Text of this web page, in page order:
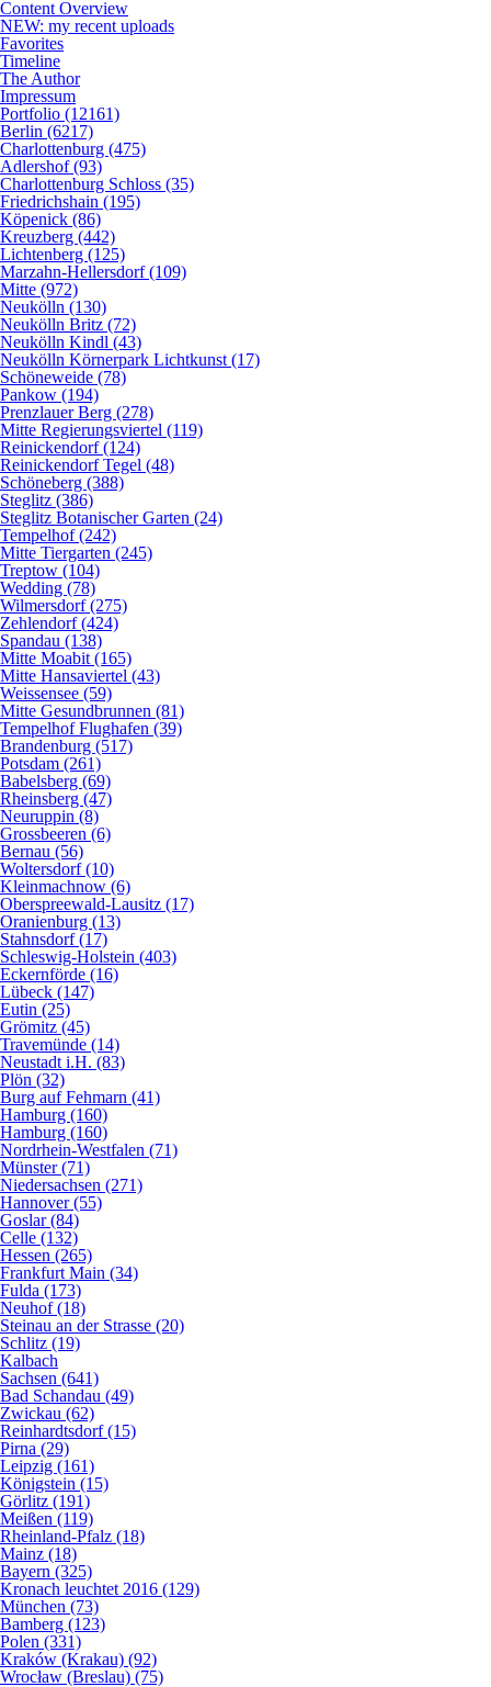
Content Overview
NEW: my recent uploads
Favorites
Timeline
The Author
Impressum
Portfolio (12161)
Berlin (6217)
Charlottenburg (475)
Adlershof (93)
Charlottenburg Schloss (35)
Friedrichshain (195)
Köpenick (86)
Kreuzberg (442)
Lichtenberg (125)
Marzahn-Hellersdorf (109)
Mitte (972)
Neukölln (130)
Neukölln Britz (72)
Neukölln Kindl (43)
Neukölln Körnerpark Lichtkunst (17)
Schöneweide (78)
Pankow (194)
Prenzlauer Berg (278)
Mitte Regierungsviertel (119)
Reinickendorf (124)
Reinickendorf Tegel (48)
Schöneberg (388)
Steglitz (386)
Steglitz Botanischer Garten (24)
Tempelhof (242)
Mitte Tiergarten (245)
Treptow (104)
Wedding (78)
Wilmersdorf (275)
Zehlendorf (424)
Spandau (138)
Mitte Moabit (165)
Mitte Hansaviertel (43)
Weissensee (59)
Mitte Gesundbrunnen (81)
Tempelhof Flughafen (39)
Brandenburg (517)
Potsdam (261)
Babelsberg (69)
Rheinsberg (47)
Neuruppin (8)
Grossbeeren (6)
Bernau (56)
Woltersdorf (10)
Kleinmachnow (6)
Oberspreewald-Lausitz (17)
Oranienburg (13)
Stahnsdorf (17)
Schleswig-Holstein (403)
Eckernförde (16)
Lübeck (147)
Eutin (25)
Grömitz (45)
Travemünde (14)
Neustadt i.H. (83)
Plön (32)
Burg auf Fehmarn (41)
Hamburg (160)
Hamburg (160)
Nordrhein-Westfalen (71)
Münster (71)
Niedersachsen (271)
Hannover (55)
Goslar (84)
Celle (132)
Hessen (265)
Frankfurt Main (34)
Fulda (173)
Neuhof (18)
Steinau an der Strasse (20)
Schlitz (19)
Kalbach
Sachsen (641)
Bad Schandau (49)
Zwickau (62)
Reinhardtsdorf (15)
Pirna (29)
Leipzig (161)
Königstein (15)
Görlitz (191)
Meißen (119)
Rheinland-Pfalz (18)
Mainz (18)
Bayern (325)
Kronach leuchtet 2016 (129)
München (73)
Bamberg (123)
Polen (331)
Kraków (Krakau) (92)
Wrocław (Breslau) (75)